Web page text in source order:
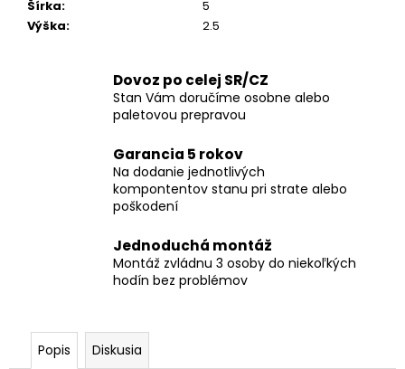
Šírka:
5
Výška: 2.5
Dovoz po celej SR/CZ
Stan Vám doručíme osobne alebo
paletovou prepravou
Garancia 5 rokov
Na dodanie jednotlivých
kompontentov stanu pri strate alebo
poškodení
Jednoduchá montáž
Montáž zvládnu 3 osoby do niekoľkých
hodín bez problémov
Popis Diskusia